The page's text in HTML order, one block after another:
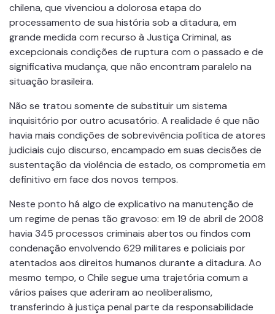
chilena, que vivenciou a dolorosa etapa do
processamento de sua história sob a ditadura, em
grande medida com recurso à Justiça Criminal, as
excepcionais condições de ruptura com o passado e de
significativa mudança, que não encontram paralelo na
situação brasileira.
Não se tratou somente de substituir um sistema
inquisitório por outro acusatório. A realidade é que não
havia mais condições de sobrevivência política de atores
judiciais cujo discurso, encampado em suas decisões de
sustentação da violência de estado, os comprometia em
definitivo em face dos novos tempos.
Neste ponto há algo de explicativo na manutenção de
um regime de penas tão gravoso: em 19 de abril de 2008
havia 345 processos criminais abertos ou findos com
condenação envolvendo 629 militares e policiais por
atentados aos direitos humanos durante a ditadura. Ao
mesmo tempo, o Chile segue uma trajetória comum a
vários países que aderiram ao neoliberalismo,
transferindo à justiça penal parte da responsabilidade